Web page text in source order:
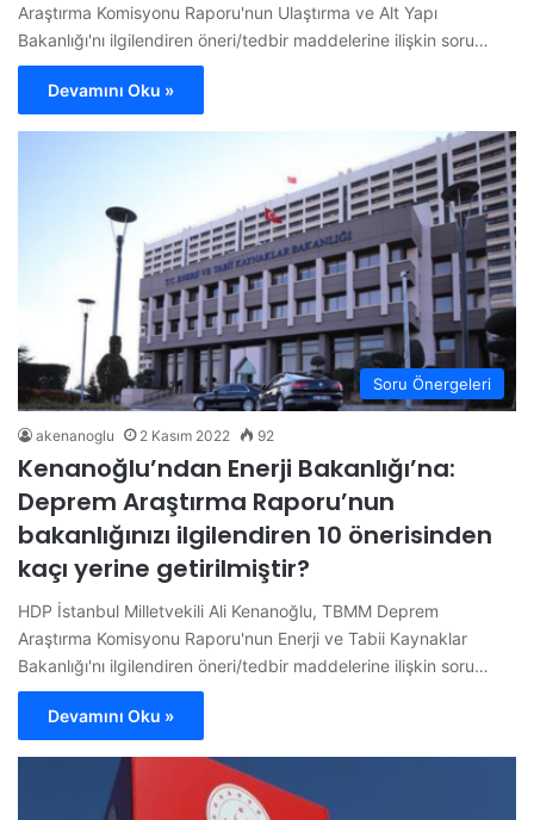
Araştırma Komisyonu Raporu'nun Ulaştırma ve Alt Yapı
Bakanlığı'nı ilgilendiren öneri/tedbir maddelerine ilişkin soru…
Devamını Oku »
Soru Önergeleri
akenanoglu 2 Kasım 2022 92
Kenanoğlu’ndan Enerji Bakanlığı’na:
Deprem Araştırma Raporu’nun
bakanlığınızı ilgilendiren 10 önerisinden
kaçı yerine getirilmiştir?
HDP İstanbul Milletvekili Ali Kenanoğlu, TBMM Deprem
Araştırma Komisyonu Raporu'nun Enerji ve Tabii Kaynaklar
Bakanlığı'nı ilgilendiren öneri/tedbir maddelerine ilişkin soru…
Devamını Oku »